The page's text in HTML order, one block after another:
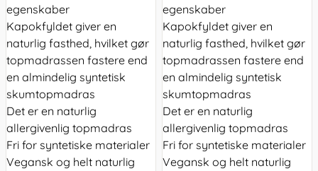
egenskaber
Kapokfyldet giver en
naturlig fasthed, hvilket gør
topmadrassen fastere end
en almindelig syntetisk
skumtopmadras
Det er en naturlig
allergivenlig topmadras
Fri for syntetiske materialer
Vegansk og helt naturlig
egenskaber
Kapokfyldet giver en
naturlig fasthed, hvilket gør
topmadrassen fastere end
en almindelig syntetisk
skumtopmadras
Det er en naturlig
allergivenlig topmadras
Fri for syntetiske materialer
Vegansk og helt naturlig